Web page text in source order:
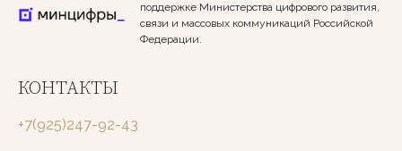
поддержке Министерства цифрового развития,
связи и массовых коммуникаций Российской
Федерации.
КОНТАКТЫ
+7(925)247-92-43